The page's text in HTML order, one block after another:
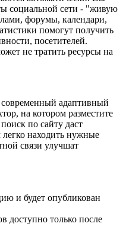
социальной сети - "живую
форумы, календари,
помогут получить
посетителей.
не тратить ресурсы на
адаптивный
на котором разместите
по сайту даст
находить нужные
связи улучшат
и будет опубликован
доступно только после